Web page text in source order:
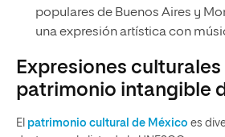
populares de Buenos Aires y
una expresión artística con
Expresiones culturales
patrimonio intangible
El patrimonio cultural de México es